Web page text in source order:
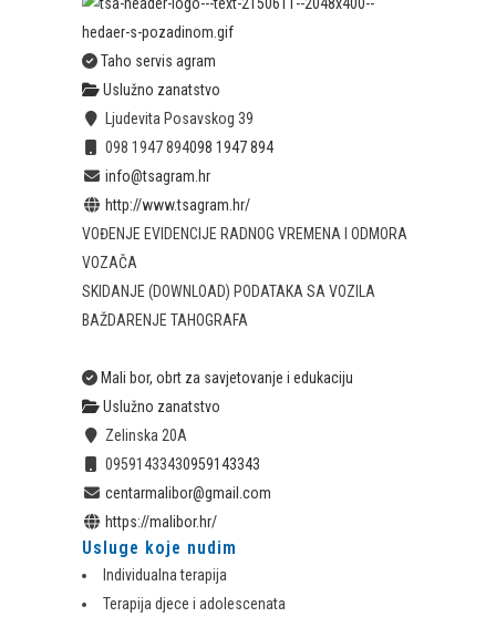
Taho servis agram
Uslužno zanatstvo
Ljudevita Posavskog 39
098 1947 894098 1947 894
info@tsagram.hr
http://www.tsagram.hr/
VOĐENJE EVIDENCIJE RADNOG VREMENA I ODMORA
VOZAČA
SKIDANJE (DOWNLOAD) PODATAKA SA VOZILA
BAŽDARENJE TAHOGRAFA
Mali bor, obrt za savjetovanje i edukaciju
Uslužno zanatstvo
Zelinska 20A
09591433430959143343
centarmalibor@gmail.com
https://malibor.hr/
Usluge koje nudim
Individualna terapija
Terapija djece i adolescenata